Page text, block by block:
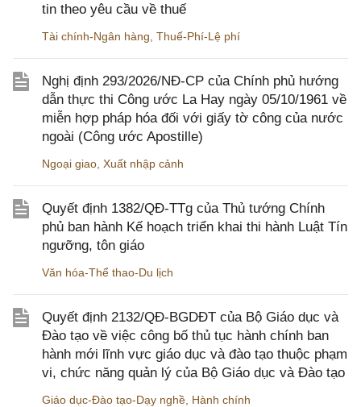
tin theo yêu cầu về thuế
Tài chính-Ngân hàng Thuế-Phí-Lệ phí
Nghị định 293/2026/NĐ-CP của Chính phủ hướng
dẫn thực thi Công ước La Hay ngày 05/10/1961 về
miễn hợp pháp hóa đối với giấy tờ công của nước
ngoài (Công ước Apostille)
Ngoại giao Xuất nhập cảnh
Quyết định 1382/QĐ-TTg của Thủ tướng Chính
phủ ban hành Kế hoạch triển khai thi hành Luật Tín
ngưỡng, tôn giáo
Văn hóa-Thể thao-Du lịch
Quyết định 2132/QĐ-BGDĐT của Bộ Giáo dục và
Đào tạo về việc công bố thủ tục hành chính ban
hành mới lĩnh vực giáo dục và đào tạo thuộc phạm
vi, chức năng quản lý của Bộ Giáo dục và Đào tạo
Giáo dục-Đào tạo-Dạy nghề Hành chính